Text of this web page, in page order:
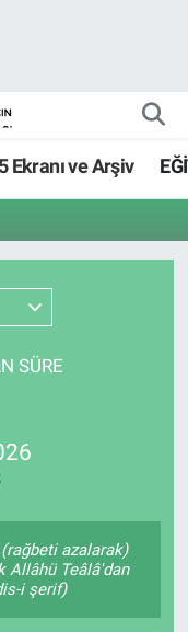
Ekranı ve Arşiv
SÜRE
azalarak)
Allâhü Teâlâ'dan
i şerif)